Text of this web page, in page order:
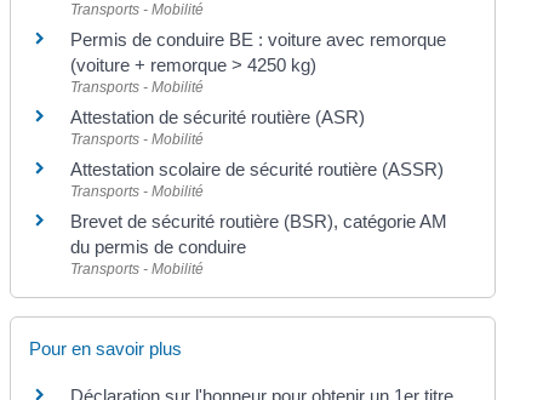
Transports - Mobilité
Permis de conduire BE : voiture avec remorque
(voiture + remorque > 4250 kg)
Transports - Mobilité
Attestation de sécurité routière (ASR)
Transports - Mobilité
Attestation scolaire de sécurité routière (ASSR)
Transports - Mobilité
Brevet de sécurité routière (BSR), catégorie AM
du permis de conduire
Transports - Mobilité
Pour en savoir plus
Déclaration sur l'honneur pour obtenir un 1er titre